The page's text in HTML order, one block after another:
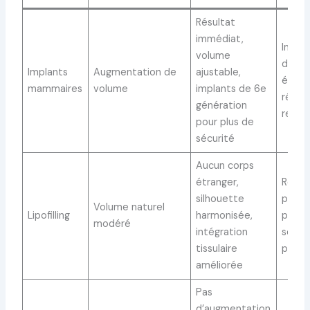
Implants
mammaires
Augmentation de
volume
Résultat
immédiat,
volume
ajustable,
implants de 6e
génération
pour plus de
sécurité
d’un
Lipofilling
Volume naturel
modéré
Aucun corps
étranger,
silhouette
harmonisée,
intégration
tissulaire
améliorée
Pas